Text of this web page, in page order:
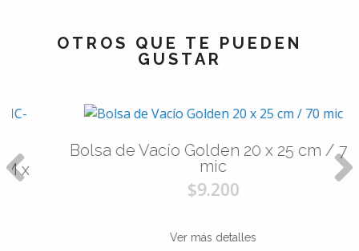
OTROS QUE TE PUEDEN
GUSTAR
Bolsa de Vacío Golden 20 x 25 cm / 70
$9.200
Ver más detalles